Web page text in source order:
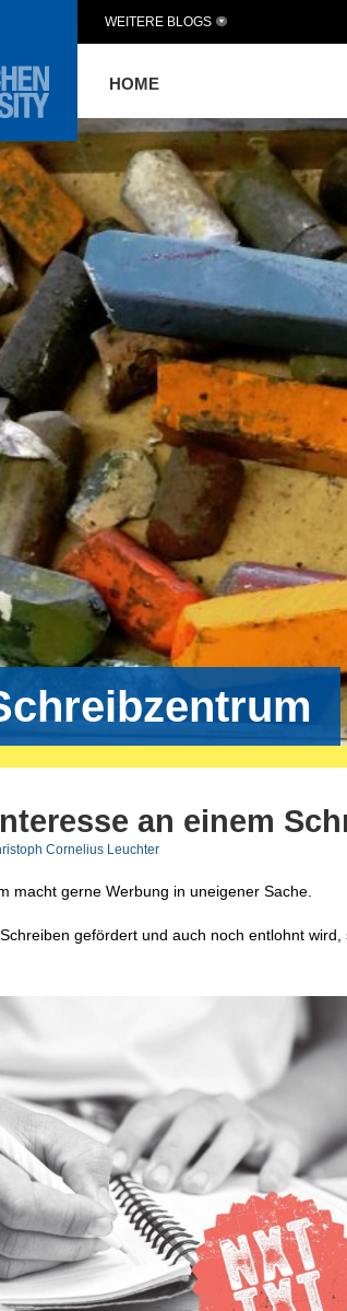
HOME
WEITERE BLOGS
an einem
Cornelius Leuchter
macht gerne Werbung in uneigener Sache.
gefördert und auch noch entlohnt